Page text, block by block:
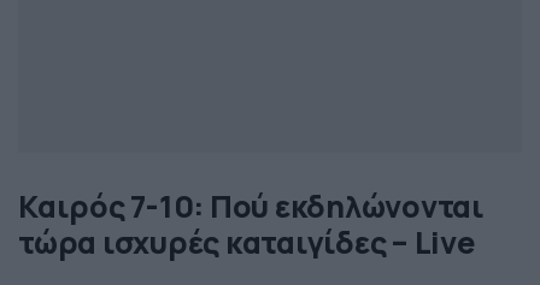
Καιρός 7-10: Πού εκδηλώνονται
τώρα ισχυρές καταιγίδες – Live